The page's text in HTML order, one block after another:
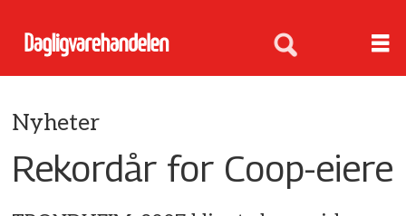
Nyheter
Rekordår for Coop-eiere